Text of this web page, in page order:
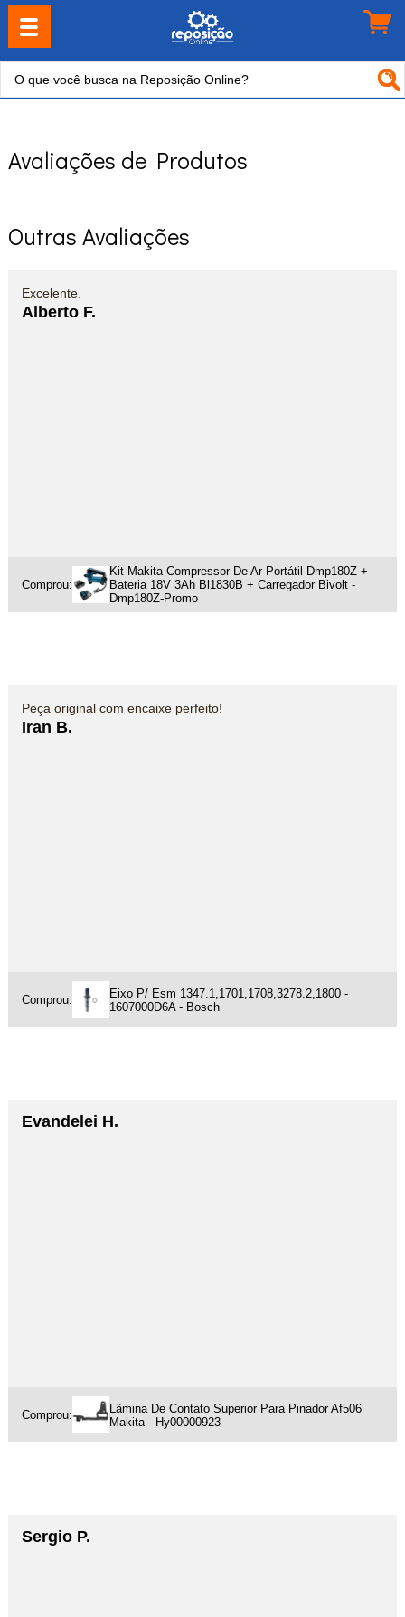
Avaliações de Produtos
Outras Avaliações
Excelente.
Alberto F.
Comprou:
Kit Makita Compressor De Ar Portátil Dmp180Z +
Bateria 18V 3Ah Bl1830B + Carregador Bivolt -
Dmp180Z-Promo
Peça original com encaixe perfeito!
Iran B.
Comprou:
Eixo P/ Esm 1347.1,1701,1708,3278.2,1800 -
1607000D6A - Bosch
Evandelei H.
Comprou:
Lâmina De Contato Superior Para Pinador Af506
Makita - Hy00000923
Sergio P.